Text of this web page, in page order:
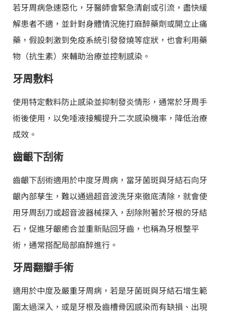
若牙周病急速惡化，牙醫師會緊急清創或引流，盡快緩
解患者不適，並針對身體情況施打麻醉藥劑或開立止痛
藥，假設刺激到免疫系統引發發燒等症狀，也會利用藥
物（抗生素）來輔助治療並控制感染。
牙周敷料
使用特定敷料防止感染並抑制發炎情形，通常於牙周手
術後使用，以免唾液接觸提升二次感染機率，降低治療
成效。
齒齦下刮術
齒齦下刮術適用於中度牙周病，當牙菌斑與牙結石向牙
齦內部孳生，難以通過超音波洗牙來徹底清除，就會使
用牙周刮刀或超音波器械探入，刮除附著於牙根的牙結
石，促進牙齦癒合並重新貼回牙齒，也稱為牙根整平
術，通常搭配局部麻醉進行。
牙周翻瓣手術
適用於中度及嚴重牙周病，若是牙菌斑與牙結石增生範
圍太過深入，或是牙根及齒槽骨因感染而有缺損、出現